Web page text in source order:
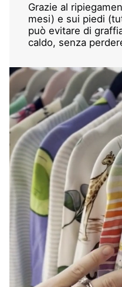
Grazie al
mesi) e sui piedi
può evitare di
caldo, senza